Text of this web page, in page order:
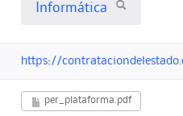
Informática
https://
per_plataforma.pdf